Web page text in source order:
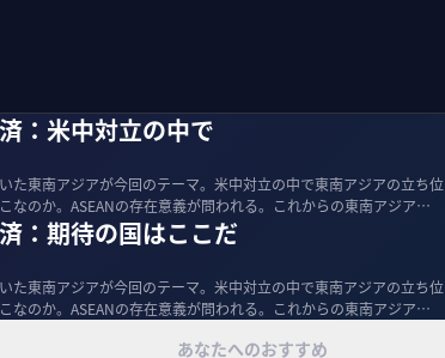
：米中対立の中で
た東南アジアが今回のテーマ。米中対立の中で東南アジアの立ち位
なのか。ASEANの存在意義が問われる。これからの東南アジアの
：期待の国はここだ
た東南アジアが今回のテーマ。米中対立の中で東南アジアの立ち位
なのか。ASEANの存在意義が問われる。これからの東南アジアの
あなたへのおすすめ